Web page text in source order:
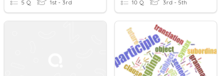
5 Q 1st - 3rd 10 Q 3rd - 5th